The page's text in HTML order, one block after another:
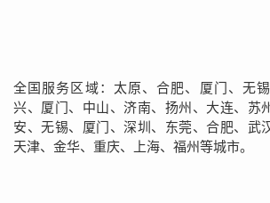
全国服务区域：太原、合肥、厦门、无
兴、厦门、中山、济南、扬州、大连、苏
安、无锡、厦门、深圳、东莞、合肥、武
天津、金华、重庆、上海、福州等城市。